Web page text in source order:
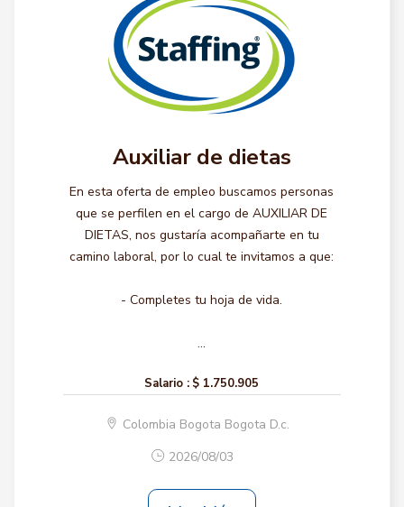
Auxiliar de dietas
En esta oferta de empleo buscamos personas
que se perfilen en el cargo de AUXILIAR DE
DIETAS, nos gustaría acompañarte en tu
camino laboral, por lo cual te invitamos a que:
- Completes tu hoja de vida.
...
Salario : $ 1.750.905
Colombia Bogota Bogota D.c.
2026/08/03